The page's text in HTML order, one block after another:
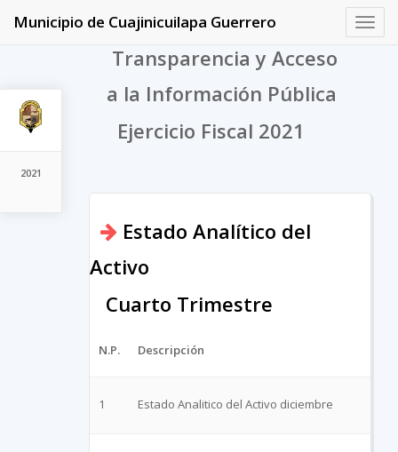
2021
Municipio de Cuajinicuilapa Guerrero
Transparencia y Acceso
a la Información Pública
Ejercicio Fiscal 2021
Estado Analítico del
Activo
Cuarto Trimestre
N.P. Descripción
1 Estado Analitico del Activo diciembre